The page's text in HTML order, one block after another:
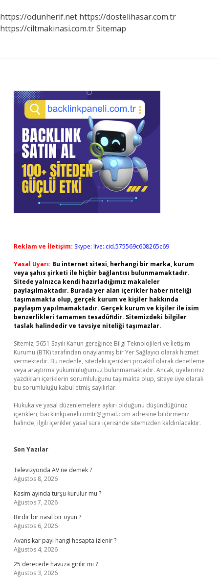
https://odunherif.net https://dostelihasar.com.tr
https://ciltmakinasi.com.trSitemap
Sidebar
Reklam ve İletişim: Skype: live:.cid.575569c608265c69
Yasal Uyarı: Bu internet sitesi, herhangi bir marka, kurum
veya şahıs şirketi ile hiçbir bağlantısı bulunmamaktadır.
Sitede yalnızca kendi hazırladığımız makaleler
paylaşılmaktadır. Burada yer alan içerikler haber niteliği
taşımamakta olup, gerçek kurum ve kişiler hakkında
paylaşım yapılmamaktadır. Gerçek kurum ve kişiler ile isim
benzerlikleri tamamen tesadüfidir. Sitemizdeki bilgiler
taslak halindedir ve tavsiye niteliği taşımazlar.
Sitemiz, 5651 Sayılı Kanun gereğince Bilgi Teknolojileri ve İletişim
Kurumu (BTK) tarafından onaylanmış bir Yer Sağlayıcı olarak hizmet
vermektedir. Bu nedenle, sitedeki içerikleri proaktif olarak denetleme
veya araştırma yükümlülüğümüz bulunmamaktadır. Ancak, üyelerimiz
yazdıkları içeriklerin sorumluluğunu taşımakta olup, siteye üye olarak
bu sorumluluğu kabul etmiş sayılırlar.
Hukuka ve yasal düzenlemelere aykırı olduğunu düşündüğünüz
içerikleri, backlinkpanelicomtr@gmail.com adresine bildirmeniz
halinde, ilgili içerikler yasal süre içerisinde sitemizden kaldırılacaktır.
Son Yazılar
Televizyonda AV ne demek ?
Ağustos 8, 2026
Kasim ayında turşu kurulur mu ?
Ağustos 7, 2026
Birdir bir nasıl bir oyun ?
Ağustos 6, 2026
Avans kar payı hangi hesapta izlenir ?
Ağustos 4, 2026
25 derecede havuza girilir mi ?
Ağustos 3, 2026